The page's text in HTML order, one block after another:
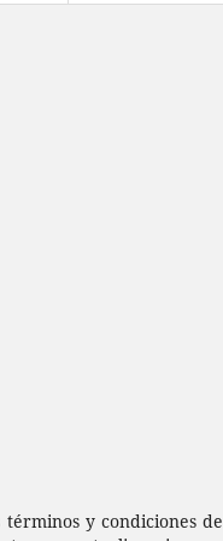
y condiciones